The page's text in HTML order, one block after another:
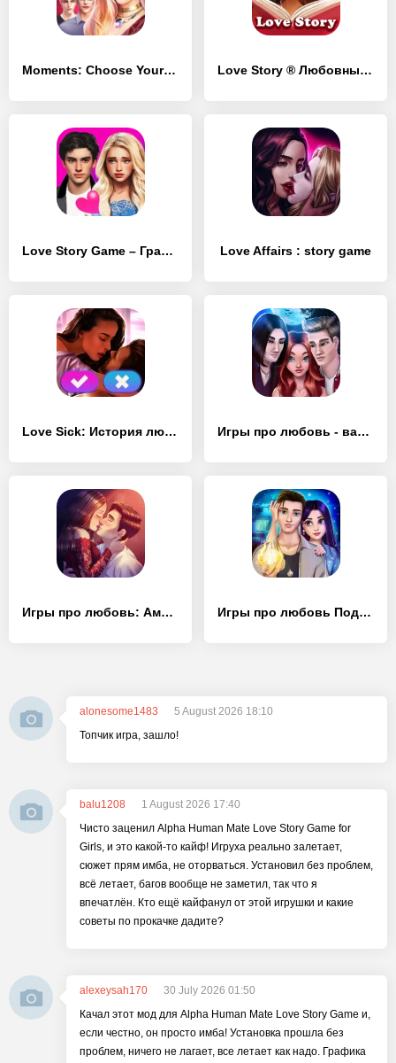
Moments: Choose Your Story Love Story ® Любовные истории
Love Story Game – Графическая новелла и симулятор Love Affairs : story game
Love Sick: История любви, игры Игры про любовь - вампиры
Игры про любовь: Амнезия Игры про любовь Подростки
alonesome1483
5 August 2026 18:10
Топчик игра, зашло!
balu1208
1 August 2026 17:40
Чисто заценил Alpha Human Mate Love Story Game for
Girls, и это какой-то кайф! Игруха реально залетает,
сюжет прям имба, не оторваться. Установил без проблем,
всё летает, багов вообще не заметил, так что я
впечатлён. Кто ещё кайфанул от этой игрушки и какие
советы по прокачке дадите?
alexeysah170
30 July 2026 01:50
Качал этот мод для Alpha Human Mate Love Story Game и,
если честно, он просто имба! Установка прошла без
проблем, ничего не лагает, все летает как надо. Графика